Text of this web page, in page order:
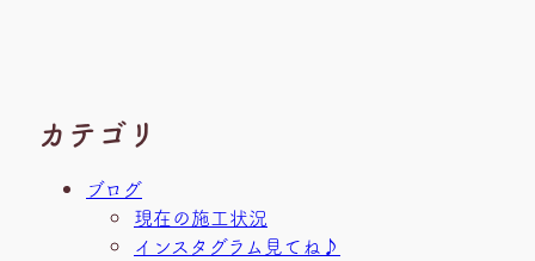
カテゴリ
ブログ
現在の施工状況
インスタグラム見てね♪